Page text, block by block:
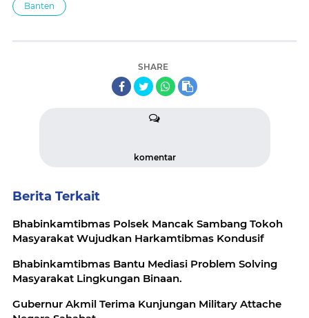
Banten
SHARE
komentar
Berita Terkait
Bhabinkamtibmas Polsek Mancak Sambang Tokoh
Masyarakat Wujudkan Harkamtibmas Kondusif
Bhabinkamtibmas Bantu Mediasi Problem Solving
Masyarakat Lingkungan Binaan.
Gubernur Akmil Terima Kunjungan Military Attache